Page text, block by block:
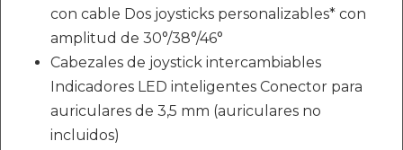
con cable Dos joysticks personalizables* con
amplitud de 30°/38°/46°
Cabezales de joystick intercambiables
Indicadores LED inteligentes Conector para
auriculares de 3,5 mm (auriculares no
incluidos)